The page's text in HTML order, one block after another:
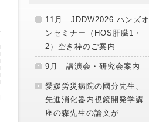
11月 JDDW2026 ハンズオ
ンセミナー（HOS肝臓1・
2）空き枠のご案内
9月 講演会・研究会案内
愛媛労災病院の國分先生、
先進消化器内視鏡開発学講
座の森先生の論文が